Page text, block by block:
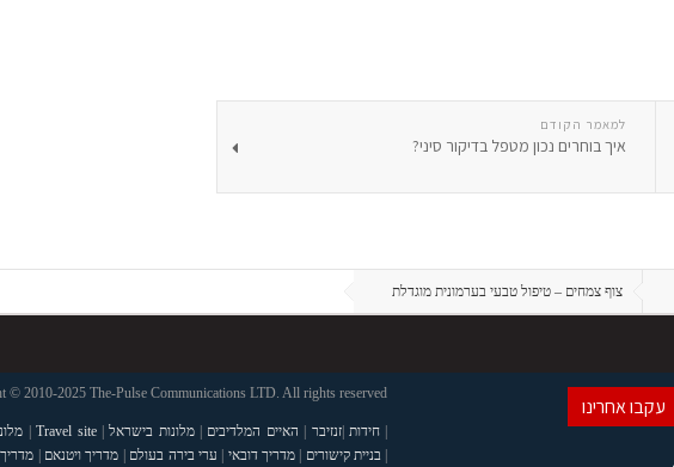
למאמר הקודם
איך בוחרים נכון מטפל בדיקור סיני?
צוף צמחים – טיפול טבעי בערמונית מוגדלת
עקבו אחרינו
© 2010-2025 The-Pulse Communications LTD. All rights reserved
חידות|זנזיבר האיים המלדיבים |מלונות בישראל|
Travel site
|
בניית קישורים |מדריך דובאי ערי בירה בעולם מדריך ויטנאם מדריך